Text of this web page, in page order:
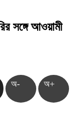
সঙ্গে আওয়ামী
অ- অ+